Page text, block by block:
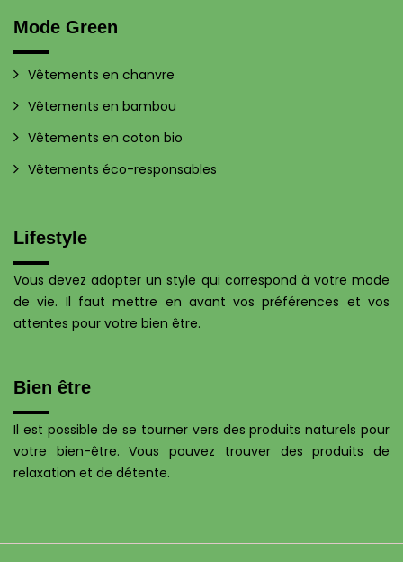
Mode Green
Vêtements en chanvre
Vêtements en bambou
Vêtements en coton bio
Vêtements éco-responsables
Lifestyle
Vous devez adopter un style qui correspond à votre mode
de vie. Il faut mettre en avant vos préférences et vos
attentes pour votre bien être.
Bien être
Il est possible de se tourner vers des produits naturels pour
votre bien-être. Vous pouvez trouver des produits de
relaxation et de détente.